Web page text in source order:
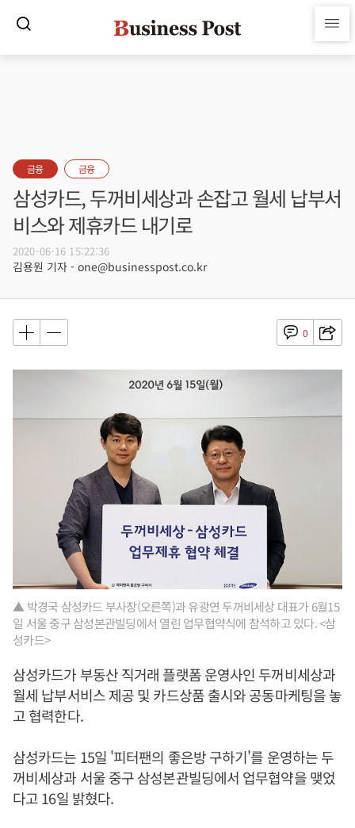
금융 금융
삼성카드, 두꺼비세상과 손잡고 월세 납부서
비스와 제휴카드 내기로
2020-06-16 15:22:36
김용원 기자 - one@businesspost.co.kr
0
▲ 박경국 삼성카드 부사장(오른쪽)과 유광연 두꺼비세상 대표가 6월15
일 서울 중구 삼성본관빌딩에서 열린 업무협약식에 참석하고 있다. <삼
성카드>
삼성카드가 부동산 직거래 플랫폼 운영사인 두꺼비세상과
월세 납부서비스 제공 및 카드상품 출시와 공동마케팅을 놓
고 협력한다.
삼성카드는 15일 '피터팬의 좋은방 구하기'를 운영하는 두
꺼비세상과 서울 중구 삼성본관빌딩에서 업무협약을 맺었
다고 16일 밝혔다.